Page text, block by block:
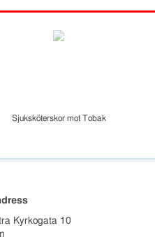
Sjuksköterskor mot Tobak
Kyrkogata 10